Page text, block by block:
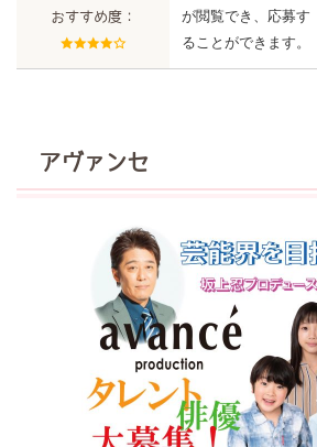
おすすめ度：
が閲覧でき、応募す
ることができます。
アヴァンセ